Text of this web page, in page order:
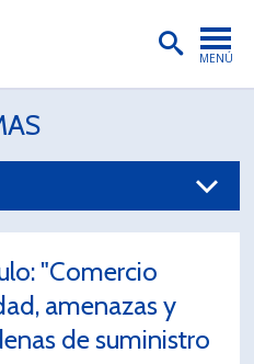
MENÚ
"Comercio
amenazas y
de suministro